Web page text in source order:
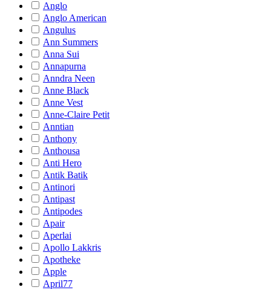
Anglo
Anglo American
Angulus
Ann Summers
Anna Sui
Annapurna
Anndra Neen
Anne Black
Anne Vest
Anne-Claire Petit
Anntian
Anthony
Anthousa
Anti Hero
Antik Batik
Antinori
Antipast
Antipodes
Apair
Aperlai
Apollo Lakkris
Apotheke
Apple
April77